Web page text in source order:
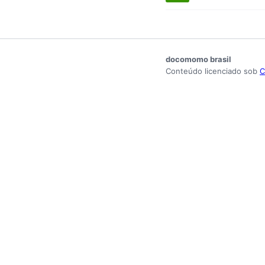
docomomo brasil
Conteúdo licenciado sob